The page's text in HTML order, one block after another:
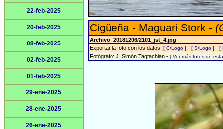
22-feb-2025
20-feb-2025
08-feb-2025
02-feb-2025
01-feb-2025
29-ene-2025
28-ene-2025
26-ene-2025
Cigüeña - Maguari Stork -
Archivo: 20181206/2101_jst_4.jpg
Exportar la foto con los datos: [ C/Logo ] - [ S/Logo ] - [
Fotógrafo: J. Simón Tagtachian - [ Ver más fotos de